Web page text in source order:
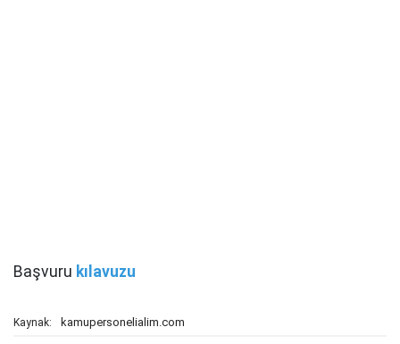
Başvuru kılavuzu
Kaynak: kamupersonelialim.com